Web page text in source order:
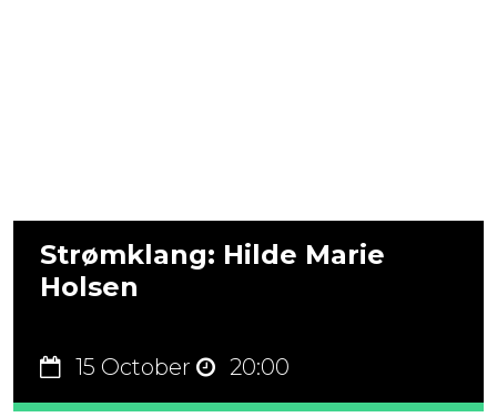
Strømklang: Hilde Marie
Holsen
15 October 20:00